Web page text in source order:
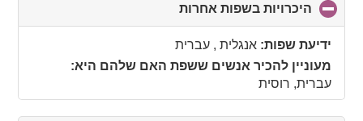
היכרויות בשפות אחרות
to
collapse
ידיעת שפות: אנגלית , עברית
מעוניין להכיר אנשים ששפת האם שלהם היא:
עברית, רוסית